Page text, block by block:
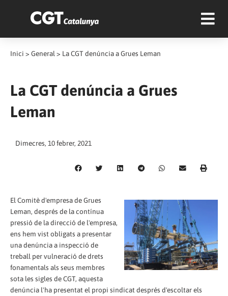
Inici > General > La CGT denúncia a Grues Leman
La CGT denúncia a Grues
Leman
Dimecres, 10 febrer, 2021
El Comitè d'empresa de Grues
Leman, després de la contínua
pressió de la direcció de l'empresa,
ens hem vist obligats a presentar
una denúncia a inspecció de
treball per vulneració de drets
fonamentals als seus membres
sota les sigles de CGT, aquesta
denúncia l'ha presentat el propi sindicat després d'escoltar els